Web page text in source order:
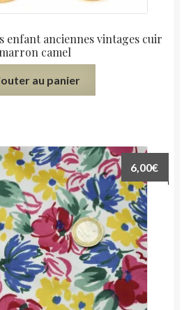
enfant anciennes vintages cuir
camel
au panier
6,00€